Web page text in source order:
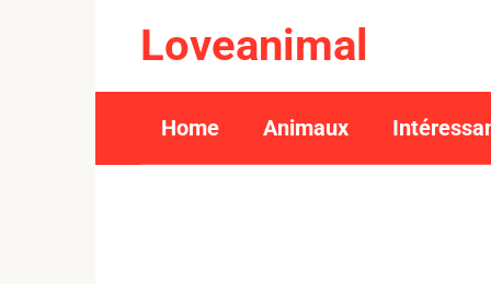
Loveanimal
Home Animaux